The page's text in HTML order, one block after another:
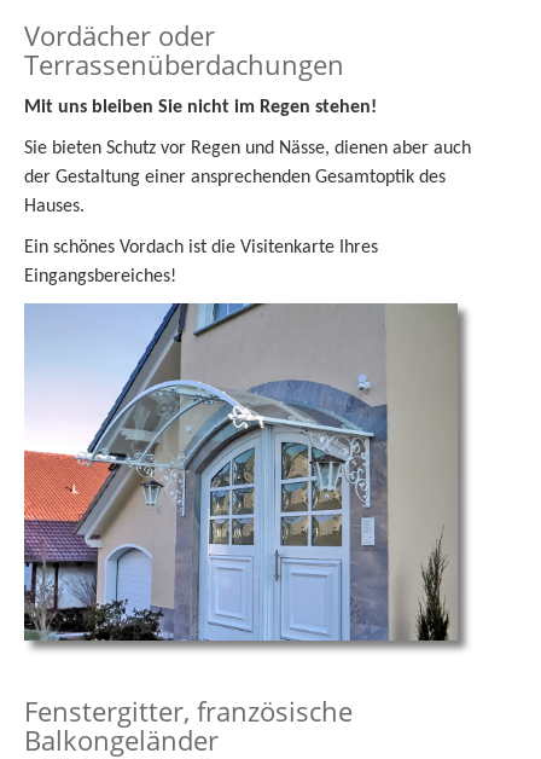
Vordächer oder
Terrassenüberdachungen
Mit uns bleiben Sie nicht im Regen stehen!
Sie bieten Schutz vor Regen und Nässe, dienen aber auch
der Gestaltung einer ansprechenden Gesamtoptik des
Hauses.
Ein schönes Vordach ist die Visitenkarte Ihres
Eingangsbereiches!
Fenstergitter, französische
Balkongeländer